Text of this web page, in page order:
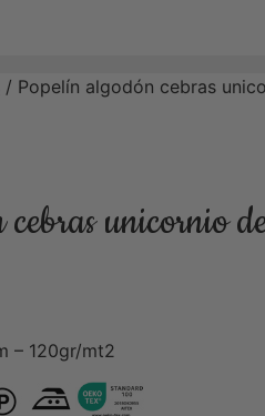
/ Popelín algodón cebras
cebras unicornio
– 120gr/mt2